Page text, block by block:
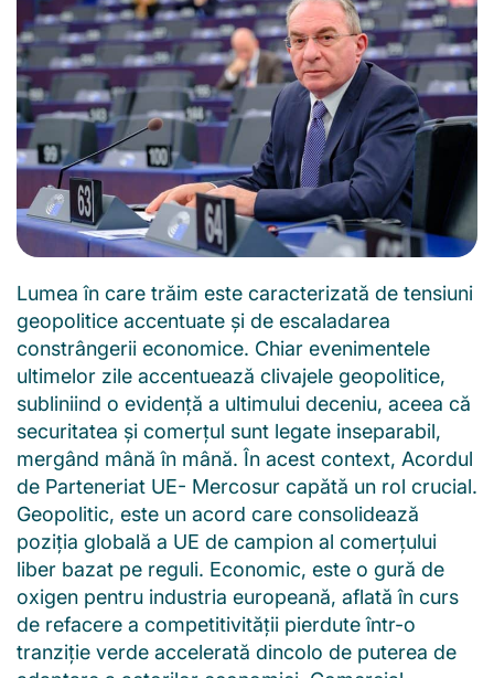
Lumea în care trăim este caracterizată de tensiuni
geopolitice accentuate și de escaladarea
constrângerii economice. Chiar evenimentele
ultimelor zile accentuează clivajele geopolitice,
subliniind o evidență a ultimului deceniu, aceea că
securitatea și comerțul sunt legate inseparabil,
mergând mână în mână. În acest context, Acordul
de Parteneriat UE- Mercosur capătă un rol crucial.
Geopolitic, este un acord care consolidează
poziția globală a UE de campion al comerțului
liber bazat pe reguli. Economic, este o gură de
oxigen pentru industria europeană, aflată în curs
de refacere a competitivității pierdute într-o
tranziție verde accelerată dincolo de puterea de